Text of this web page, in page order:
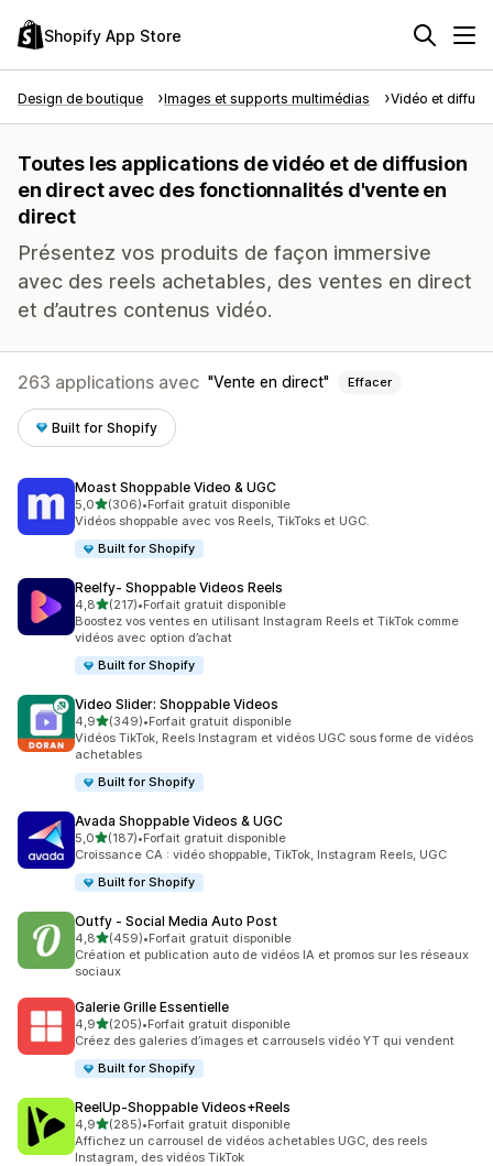
Shopify App Store
Design de boutique Images et supports multimédias Vidéo et
Toutes les applications de vidéo et de diffusion
en direct avec des fonctionnalités d'vente en
direct
Présentez vos produits de façon immersive
avec des reels achetables, des ventes en direct
et d’autres contenus vidéo.
263 applications avec Vente en direct Effacer
Built for Shopify
Moast Shoppable Video & UGC
5,0étoile(s) sur 5
(306)
306 avis au total
•Forfait gratuit disponible
Vidéos shoppable avec vos Reels, TikToks et UGC.
Built for Shopify
Reelfy‑ Shoppable Videos Reels
4,8étoile(s) sur 5
(217)
217 avis au total
•Forfait gratuit disponible
Boostez vos ventes en utilisant Instagram Reels et TikTok comme
vidéos avec option d’achat
Built for Shopify
Video Slider: Shoppable Videos
4,9étoile(s) sur 5
(349)
349 avis au total
•Forfait gratuit disponible
Vidéos TikTok, Reels Instagram et vidéos UGC sous forme de vidéos
achetables
Built for Shopify
Avada Shoppable Videos & UGC
5,0étoile(s) sur 5
(187)
187 avis au total
•Forfait gratuit disponible
Croissance CA : vidéo shoppable, TikTok, Instagram Reels, UGC
Built for Shopify
Outfy ‑ Social Media Auto Post
4,8étoile(s) sur 5
(459)
459 avis au total
•Forfait gratuit disponible
Création et publication auto de vidéos IA et promos sur les réseaux
sociaux
Galerie Grille Essentielle
4,9étoile(s) sur 5
(205)
205 avis au total
•Forfait gratuit disponible
Créez des galeries d’images et carrousels vidéo YT qui vendent
Built for Shopify
ReelUp‑Shoppable Videos+Reels
4,9étoile(s) sur 5
(285)
285 avis au total
•Forfait gratuit disponible
Affichez un carrousel de vidéos achetables UGC, des reels
Instagram, des vidéos TikTok